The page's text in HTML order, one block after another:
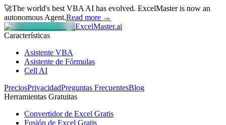
🚀The world's best VBA AI has evolved. ExcelMaster is now an
autonomous Agent.Read more →
ExcelMaster.ai
Características
Asistente VBA
Asistente de Fórmulas
Cell AI
PreciosPrivacidadPreguntas FrecuentesBlog
Herramientas Gratuitas
Convertidor de Excel Gratis
Fusión de Excel Gratis